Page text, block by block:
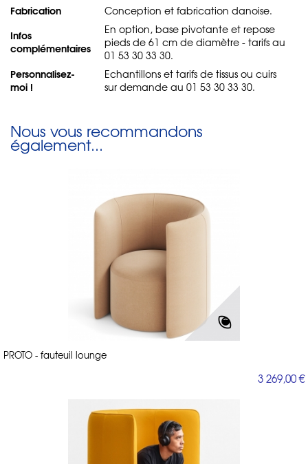
Fabrication Conception et fabrication danoise.
Infos
complémentaires
En option, base pivotante et repose
pieds de 61 cm de diamètre - tarifs au
01 53 30 33 30.
Personnalisez-
moi !
Echantillons et tarifs de tissus ou cuirs
sur demande au 01 53 30 33 30.
Nous vous recommandons
également...
PROTO - fauteuil lounge
3 269,00 €